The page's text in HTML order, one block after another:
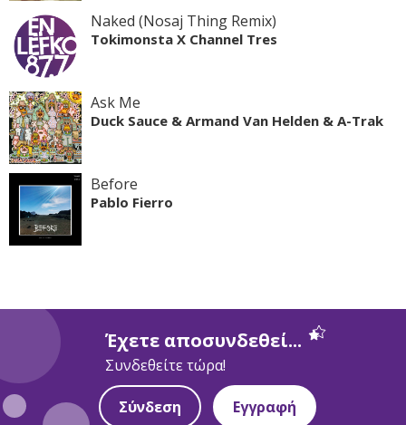
Naked (Nosaj Thing Remix)
Tokimonsta X Channel Tres
Ask Me
Duck Sauce & Armand Van Helden & A-Trak
Before
Pablo Fierro
Έχετε αποσυνδεθεί...
Συνδεθείτε τώρα!
Σύνδεση Εγγραφή